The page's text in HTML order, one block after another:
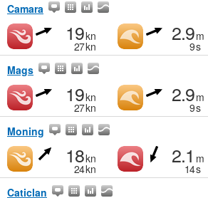
Camara
19kn
27kn
2.9m
9s
Mags
19kn
27kn
2.9m
9s
Moning
18kn
24kn
2.1 m
14s
Caticlan